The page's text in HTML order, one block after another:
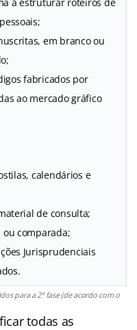
em branco ou
fabricados por
ao mercado gráfico
calendários e
de consulta;
ou comparada;
Jurisprudenciais
para a 2ª fase (de acordo com o
todas as